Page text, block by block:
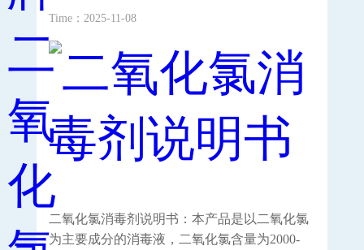
Time：2025-11-08
二氧化氯消毒剂说明书：本产品是以二氧化氯
为主要成分的消毒液，二氧化氯含量为2000-